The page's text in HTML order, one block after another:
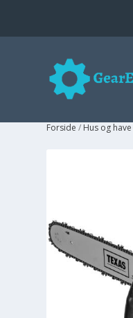
Forside / Hus og have